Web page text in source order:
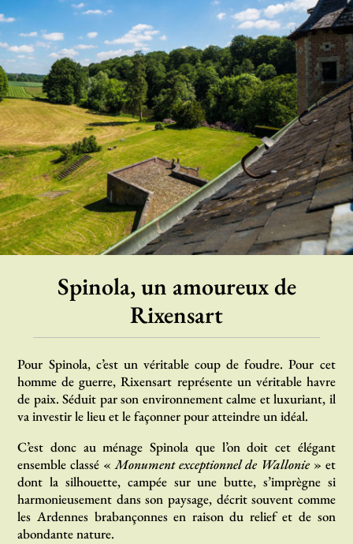
Spinola, un amoureux de
Rixensart
Pour Spinola, c’est un véritable coup de foudre. Pour cet
homme de guerre, Rixensart représente un véritable havre
de paix. Séduit par son environnement calme et luxuriant, il
va investir le lieu et le façonner pour atteindre un idéal.
C’est donc au ménage Spinola que l’on doit cet élégant
ensemble classé « Monument exceptionnel de Wallonie » et
dont la silhouette, campée sur une butte, s’imprègne si
harmonieusement dans son paysage, décrit souvent comme
les Ardennes brabançonnes en raison du relief et de son
abondante nature.